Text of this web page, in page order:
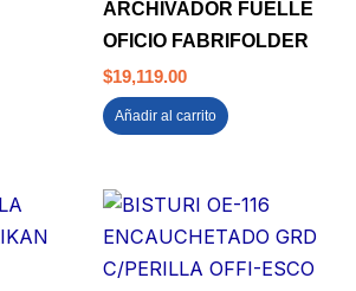
ARCHIVADOR FUELLE
OFICIO FABRIFOLDER
$19,119.00
Añadir al carrito